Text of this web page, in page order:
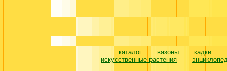
каталог вазоны кадки
искусственные растения